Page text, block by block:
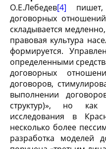
О.Е.Лебедев[4] пишет,
договорных
складывается
правовая культура
формируется.
определенными
договорных
договоров,
выполнении
структур)», но как
исследования в
несколько более
разработка моделей